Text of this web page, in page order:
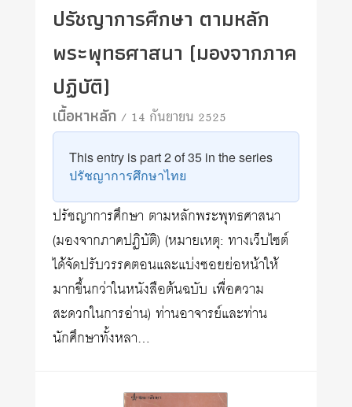
ปรัชญาการศึกษา ตามหลัก
พระพุทธศาสนา (มองจากภาค
ปฏิบัติ)
เนื้อหาหลัก/ 14 กันยายน 2525
This entry is part 2 of 35 in the series
ปรัชญาการศึกษาไทย
ปรัชญาการศึกษา ตามหลักพระพุทธศาสนา
(มองจากภาคปฏิบัติ) (หมายเหตุ: ทางเว็บไซต์
ได้จัดปรับวรรคตอนและแบ่งซอยย่อหน้าให้
มากขึ้นกว่าในหนังสือต้นฉบับ เพื่อความ
สะดวกในการอ่าน) ท่านอาจารย์และท่าน
นักศึกษาทั้งหลา…